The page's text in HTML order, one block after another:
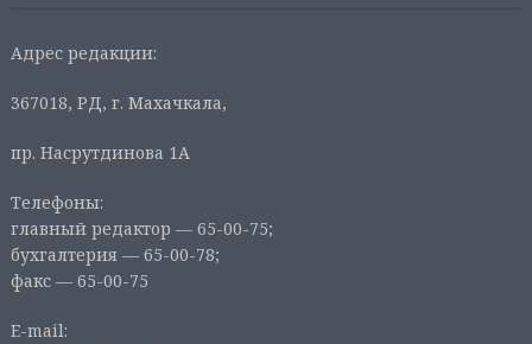
Адрес редакции:
367018, РД, г. Махачкала,
пр. Насрутдинова 1А
Телефоны:
главный редактор — 65-00-75;
бухгалтерия — 65-00-78;
факс — 65-00-75
E-mail: